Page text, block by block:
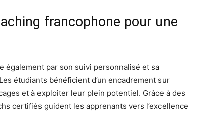
francophone pour une
également par son suivi personnalisé et sa
étudiants bénéficient d’un encadrement sur
et à exploiter leur plein potentiel. Grâce à des
certifiés guident les apprenants vers l’excellence